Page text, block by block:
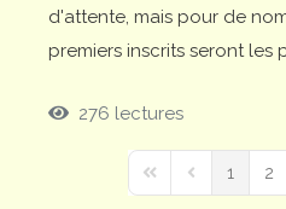
d'attente, mais pour de
premiers inscrits seront les
276 lectures
First PagePrevious Page
1 2